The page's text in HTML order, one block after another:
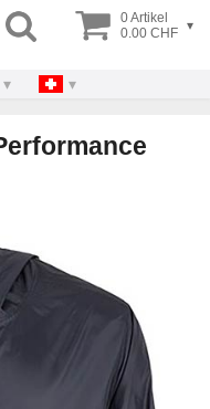
0 Artikel
0.00 CHF ▾